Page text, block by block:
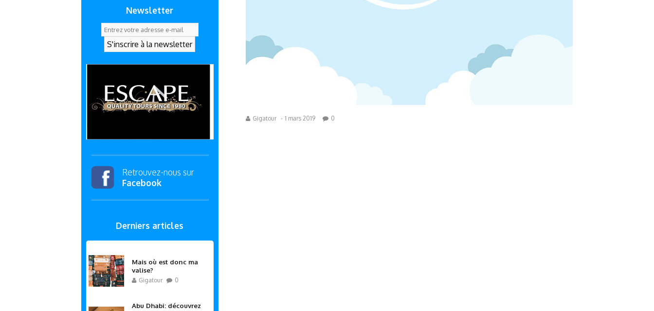
Newsletter
Retrouvez-nous sur
Facebook
Derniers articles
Mais où est donc ma
valise?
Gigatour 0
Abu Dhabi: découvrez
Gigatour - 1 mars 2019 0